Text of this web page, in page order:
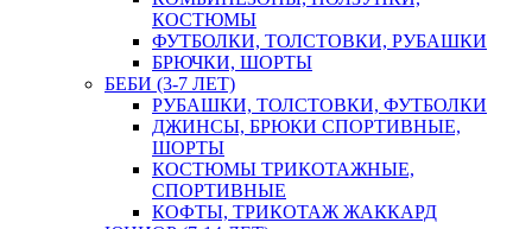
КОСТЮМЫ
ФУТБОЛКИ, ТОЛСТОВКИ, РУБАШКИ
БРЮЧКИ, ШОРТЫ
БЕБИ (3-7 ЛЕТ)
РУБАШКИ, ТОЛСТОВКИ, ФУТБОЛКИ
ДЖИНСЫ, БРЮКИ СПОРТИВНЫЕ,
ШОРТЫ
КОСТЮМЫ ТРИКОТАЖНЫЕ,
СПОРТИВНЫЕ
КОФТЫ, ТРИКОТАЖ ЖАККАРД